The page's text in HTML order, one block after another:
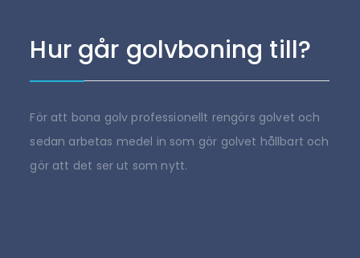
Hur går golvboning till?
För att bona golv professionellt rengörs golvet och
sedan arbetas medel in som gör golvet hållbart och
gör att det ser ut som nytt.